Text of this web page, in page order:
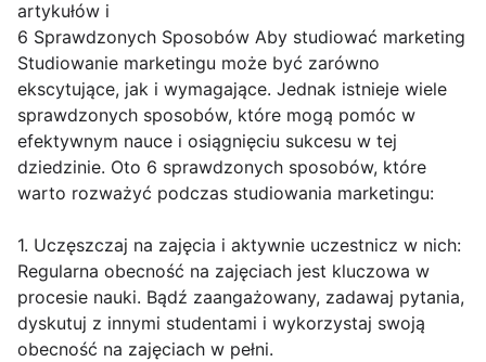
artykułów i
6 Sprawdzonych Sposobów Aby studiować marketing
Studiowanie marketingu może być zarówno
ekscytujące, jak i wymagające. Jednak istnieje wiele
sprawdzonych sposobów, które mogą pomóc w
efektywnym nauce i osiągnięciu sukcesu w tej
dziedzinie. Oto 6 sprawdzonych sposobów, które
warto rozważyć podczas studiowania marketingu:
1. Uczęszczaj na zajęcia i aktywnie uczestnicz w nich:
Regularna obecność na zajęciach jest kluczowa w
procesie nauki. Bądź zaangażowany, zadawaj pytania,
dyskutuj z innymi studentami i wykorzystaj swoją
obecność na zajęciach w pełni.